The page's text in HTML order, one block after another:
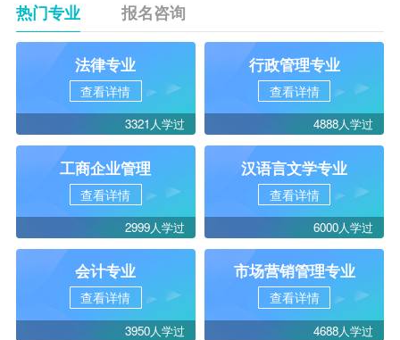
热门专业 报名咨询
法律专业
查看详情
3321人学过
行政管理专业
查看详情
4888人学过
工商企业管理
查看详情
2999人学过
汉语言文学专业
查看详情
6000人学过
会计专业
查看详情
3950人学过
市场营销管理专业
查看详情
4688人学过